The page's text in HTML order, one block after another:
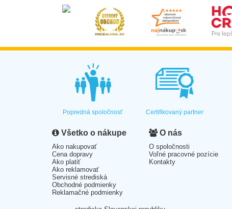
Popredná spoločnosť Certifikovaný partner
Všetko o nákupe
Ako nakupovať
Cena dopravy
Ako platiť
Ako reklamovať
Servisné strediská
Obchodné podmienky
Reklamačné podmienky
O nás
O spoločnosti
Voľné pracovné pozície
Kontakty